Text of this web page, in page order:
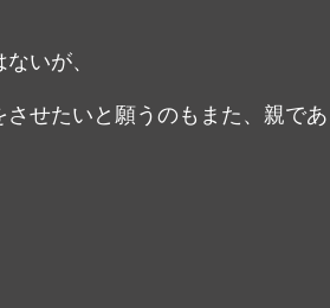
いが、
せたいと願うのもまた、親で